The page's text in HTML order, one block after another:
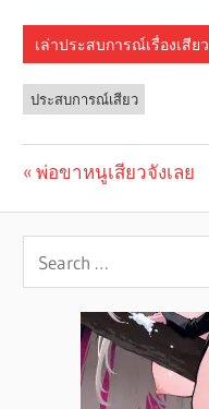
เล่าประสบการณ์เรื่องเสียว
ประสบการณ์เสียว
navigation
Previous
พ่อขาหนูเสียวจังเลย